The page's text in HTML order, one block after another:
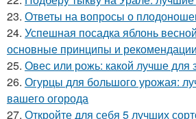
23. Ответы на вопросы о
24. Успешная посадка яблонь
основные принципы и рекомендации
25. Овес или рожь: какой лучше для
26. Огурцы для большого урожая:
вашего огорода
27. Откройте для себя 5 лучших